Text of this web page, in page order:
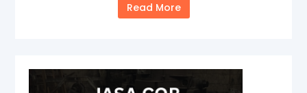
Read More